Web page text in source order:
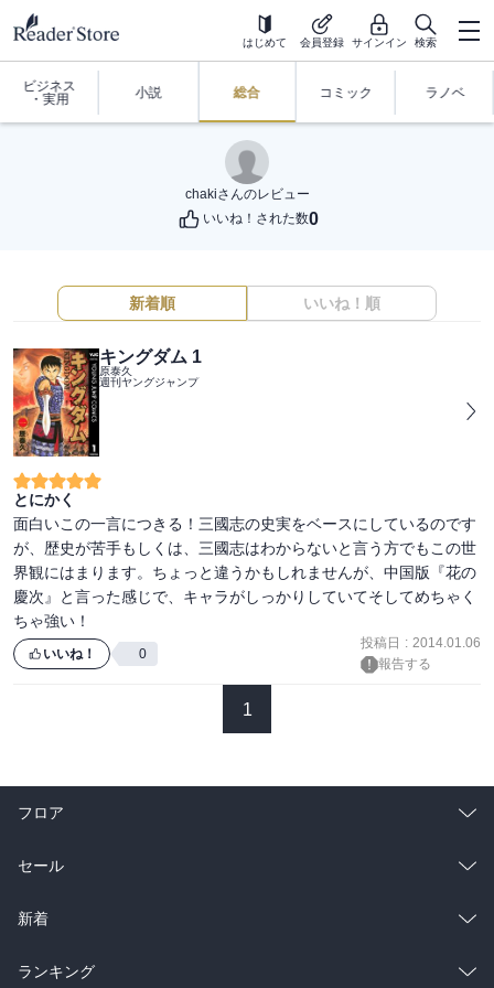
はじめて 会員登録 サインイン 検索
ビジネス
・実用
小説 総合 コミック ラノベ
chakiさんのレビュー
いいね！された数0
新着順 いいね！順
キングダム 1
原泰久
週刊ヤングジャンプ
とにかく
面白いこの一言につきる！三國志の史実をベースにしているのです
が、歴史が苦手もしくは、三國志はわからないと言う方でもこの世
界観にはまります。ちょっと違うかもしれませんが、中国版『花の
慶次』と言った感じで、キャラがしっかりしていてそしてめちゃく
ちゃ強い！
いいね！ 0
投稿日 : 2014.01.06
報告する
1
フロア
総合
ラノベ
雑誌・グラビア
セール
総合
ラノベ
新着
総合
ランキング